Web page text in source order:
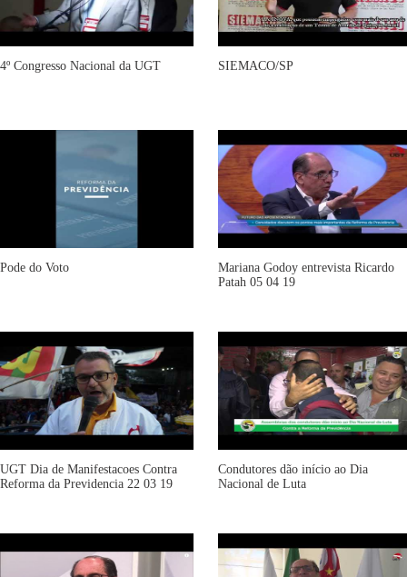
4º Congresso Nacional da UGT SIEMACO/SP
Pode do Voto
Mariana Godoy entrevista Ricardo
Patah 05 04 19
UGT Dia de Manifestacoes Contra
Reforma da Previdencia 22 03 19
Condutores dão início ao Dia
Nacional de Luta